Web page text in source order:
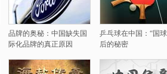
品牌的奥秘：中国缺失国
际化品牌的真正原因
乒乓球在中国：“国
后的秘密